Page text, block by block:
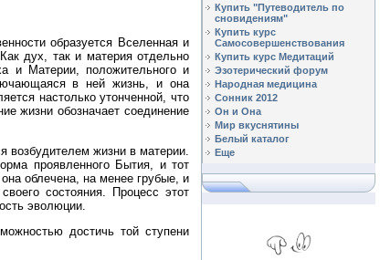
образуется Вселенная и
дух, так и материя отдельно
и Материи, положительного и
в ней жизнь, и она
настолько утонченной, что
жизни обозначает соединение
возбудителем жизни в материи.
проявленного Бытия, и тот
облечена, на менее грубые, и
состояния. Процесс этот
эволюции.
достичь той ступени
Купить "Путеводитель по
сновидениям"
Купить курс
Самосовершенствования
Купить курс Медитаций
Эзотерический форум
Народная медицина
Сонник 2012
Он и Она
Мир вкуснятины
Белый каталог
Еще